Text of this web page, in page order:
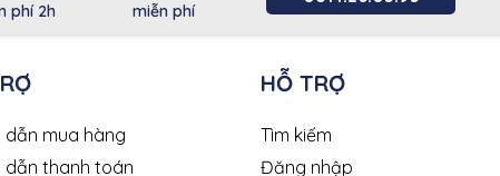
phí 2h
miễn phí
dẫn mua hàng
dẫn thanh toán
HỖ TRỢ
Tìm kiếm
Đăng nhập